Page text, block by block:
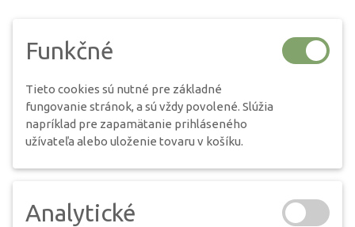
Funkčné
Tieto cookies sú nutné pre základné
fungovanie stránok, a sú vždy povolené. Slúžia
napríklad pre zapamätanie prihláseného
užívateľa alebo uloženie tovaru v košíku.
Analytické